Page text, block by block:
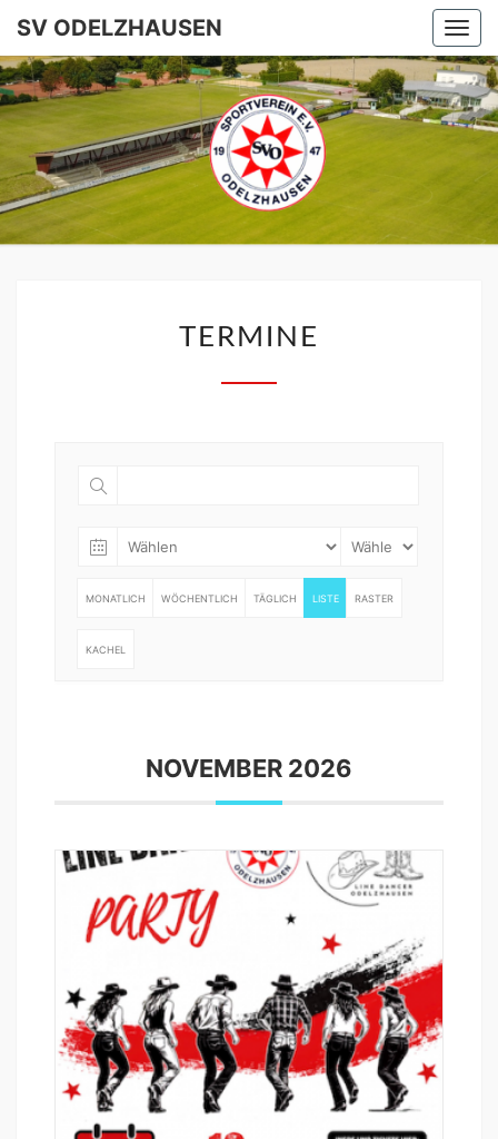
SV ODELZHAUSEN
SV
TERMINE
MONATLICH WÖCHENTLICH TÄGLICH LISTE RASTER
KACHEL
NOVEM­BER 2026